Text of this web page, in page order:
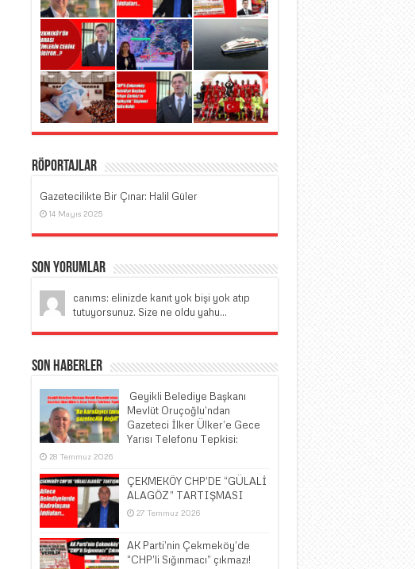
Röportajlar
Gazetecilikte Bir Çınar: Halil Güler
14 Mayıs 2025
Son Yorumlar
canıms: elinizde kanıt yok bişi yok atıp
tutuyorsunuz. Size ne oldu yahu...
Son Haberler
​ Geyikli Belediye Başkanı
Mevlüt Oruçoğlu’ndan
Gazeteci İlker Ülker’e Gece
Yarısı Telefonu Tepkisi:
28 Temmuz 2026
ÇEKMEKÖY CHP’DE “GÜLALİ
ALAGÖZ” TARTIŞMASI
27 Temmuz 2026
AK Parti’nin Çekmeköy’de
“CHP’li Sığınmacı” çıkmazı!